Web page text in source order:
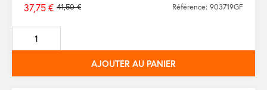
Prix
de
base
41,50 €
37,75 € Référence: 903719GF
AJOUTER AU PANIER